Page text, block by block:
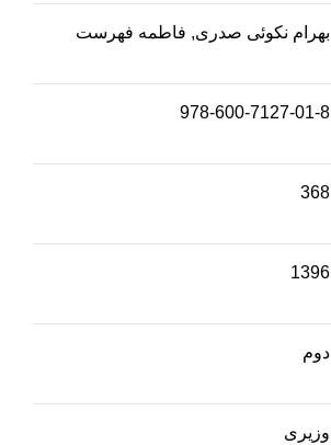
بهرام نکوئی صدری, فاطمه فهرست
978-600-7127-01-8
368
1396
دوم
وزیری